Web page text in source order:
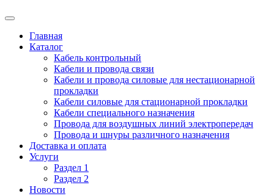
Главная
Каталог
Кабель контрольный
Кабели и провода связи
Кабели и провода силовые для нестационарной
прокладки
Кабели силовые для стационарной прокладки
Кабели специального назначения
Провода для воздушных линий электропередач
Провода и шнуры различного назначения
Доставка и оплата
Услуги
Раздел 1
Раздел 2
Новости